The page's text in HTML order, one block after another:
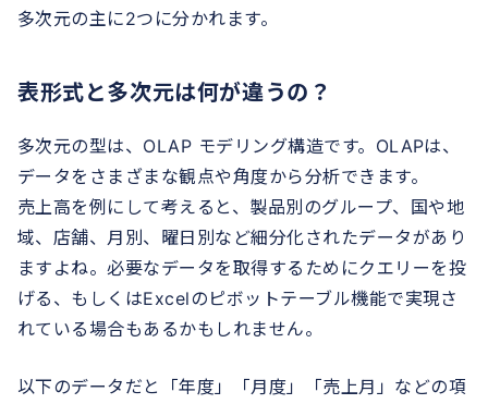
多次元の主に2つに分かれます。
表形式と多次元は何が違うの？
多次元の型は、OLAP モデリング構造です。OLAPは、
データをさまざまな観点や角度から分析できます。
売上高を例にして考えると、製品別のグループ、国や地
域、店舗、月別、曜日別など細分化されたデータがあり
ますよね。必要なデータを取得するためにクエリーを投
げる、もしくはExcelのピボットテーブル機能で実現さ
れている場合もあるかもしれません。
以下のデータだと「年度」「月度」「売上月」などの項